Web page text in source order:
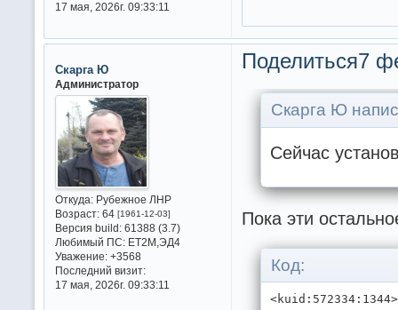
17 мая, 2026г. 09:33:11
Поделиться7
Скарга Ю
Администратор
Откуда:Рубежное ЛНР
Возраст:64 [1961-12-03]
Версия build:61388 (3.7)
Любимый ПС:ET2M,ЭД4
Уважение: +3568
Последний визит:
17 мая, 2026г. 09:33:11
Скарга Ю
Сейчас
Пока эти
Код: